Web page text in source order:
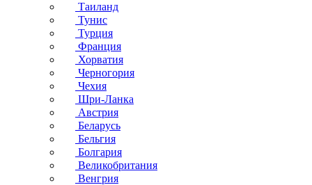
Таиланд
Тунис
Турция
Франция
Хорватия
Черногория
Чехия
Шри-Ланка
Австрия
Беларусь
Бельгия
Болгария
Великобритания
Венгрия